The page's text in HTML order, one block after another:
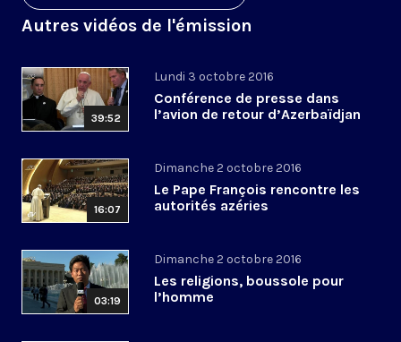
Autres vidéos de l'émission
39:52
Lundi 3 octobre 2016
Conférence de presse dans
l’avion de retour d’Azerbaïdjan
16:07
Dimanche 2 octobre 2016
Le Pape François rencontre les
autorités azéries
03:19
Dimanche 2 octobre 2016
Les religions, boussole pour
l’homme